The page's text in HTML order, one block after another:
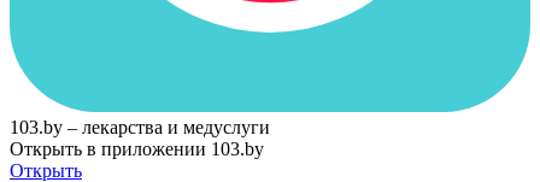
103.by – лекарства и медуслуги
Открыть в приложении 103.by
Открыть